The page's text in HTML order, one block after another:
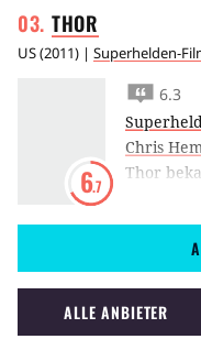
THOR
US(2011) | Superhelden-
6.7
6.3
Chris
Thor
Branagh
ALLE ANBIETER